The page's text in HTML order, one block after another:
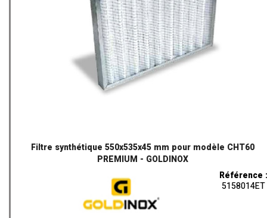
Filtre synthétique 550x535x45 mm pour modèle CHT60
PREMIUM - GOLDINOX
Référence :
5158014ET